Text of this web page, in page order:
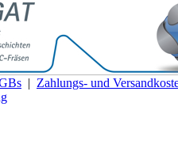
| Zahlungs- und